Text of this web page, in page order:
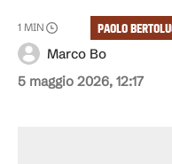
5 maggio 2026, 12:17
Marco Bo
1 MIN PAOLO